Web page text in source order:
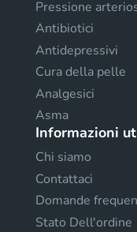
Pressione
Antibiotici
Antidepressivi
Cura della pelle
Analgesici
Asma
Informazioni
Chi siamo
Contattaci
Domande
Stato Dell'ordine